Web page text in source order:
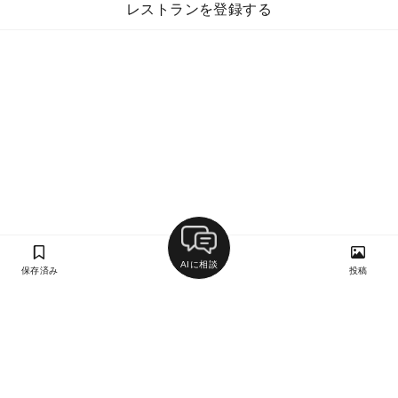
レストランを登録する
保存済み
AIに相談
投稿